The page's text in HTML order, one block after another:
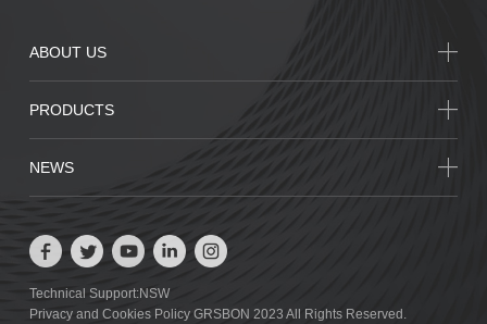
ABOUT US
PRODUCTS
NEWS
Technical Support:NSW
Privacy and Cookies Policy GRSBON 2023 All Rights Reserved.